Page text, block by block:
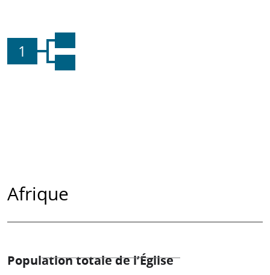
1
Afrique
Population totale de l’Église